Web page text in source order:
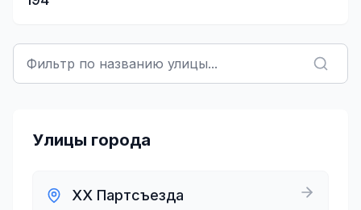
Улицы города
ХХ Партсъезда